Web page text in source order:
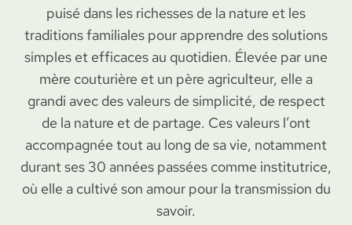
puisé dans les richesses de la nature et les
traditions familiales pour apprendre des solutions
simples et efficaces au quotidien. Élevée par une
mère couturière et un père agriculteur, elle a
grandi avec des valeurs de simplicité, de respect
de la nature et de partage. Ces valeurs l’ont
accompagnée tout au long de sa vie, notamment
durant ses 30 années passées comme institutrice,
où elle a cultivé son amour pour la transmission du
savoir.